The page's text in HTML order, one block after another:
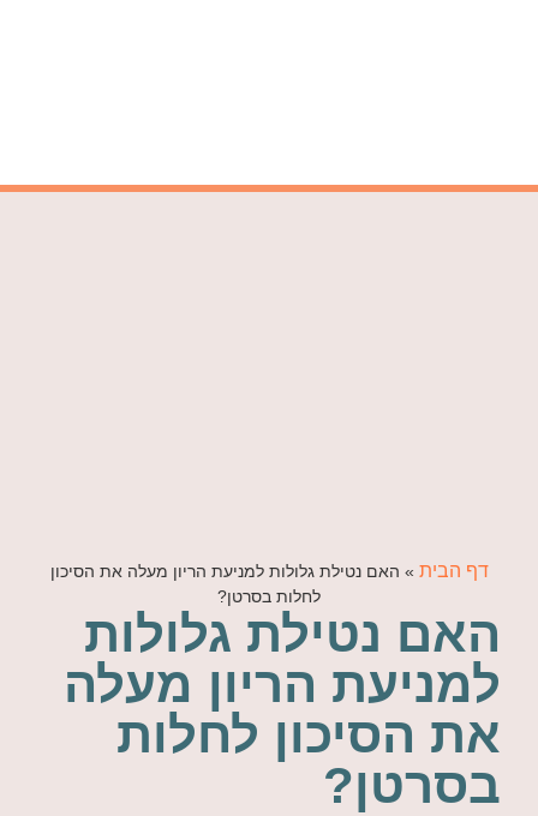
דף הבית » האם נטילת גלולות למניעת הריון מעלה את הסיכון
לחלות בסרטן?
האם נטילת גלולות
למניעת הריון מעלה
את הסיכון לחלות
בסרטן?